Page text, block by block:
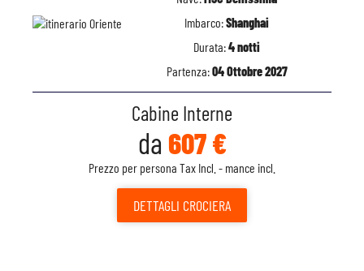
Imbarco:Shanghai
Durata:4 notti
Partenza:04 Ottobre 2027
Cabine Interne
da 607 €
Prezzo per persona Tax Incl. - mance incl.
DETTAGLI CROCIERA